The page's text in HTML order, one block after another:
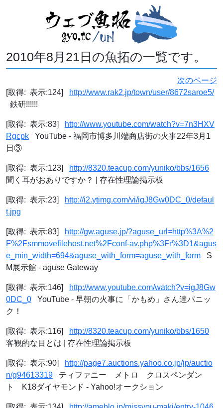
2010年8月21日の魚拓の一覧です。
次のページ
[取得: 表示:124]
http://www.rak2.jp/town/user/8672saroe5/
鉄研!!!!!!
[取得: 表示:83]
http://www.youtube.com/watch?v=7n3HXV
Rgcpk YouTube - 福岡市博多川端商店街の火事22年3月1
日③
[取得: 表示:123]
http://8320.teacup.com/yuniko/bbs/1656
聞く耳がおありですか？ | 存在性理論掲示板
[取得: 表示:23]
http://i2.ytimg.com/vi/igJ8Gw0DC_0/defaul
t.jpg
[取得: 表示:83]
http://gw.aguse.jp/?aguse_url=http%3A%2
F%2Fsmmovefilehost.net%2Fconf-av.php%3Fr%3D1&agus
e_min_width=694&aguse_with_form=aguse_with_form S
M展示館 - aguse Gateway
[取得: 表示:146]
http://www.youtube.com/watch?v=igJ8Gw
0DC_0 YouTube - 早朝の火事に「かもめ」さん達パニッ
ク！
[取得: 表示:116]
http://8320.teacup.com/yuniko/bbs/1650
客観的な目とは | 存在性理論掲示板
[取得: 表示:90]
http://page7.auctions.yahoo.co.jp/jp/auctio
n/g94613319 ティファニー メトロ クロスペンダン
ト K18ダイヤモンド - Yahoo!オークション